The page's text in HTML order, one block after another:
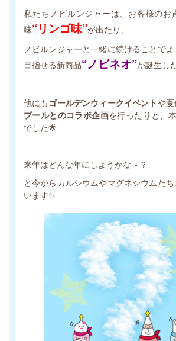
私たちノビルンジャーは、お客様のお
味“リンゴ味”が出たり、
ノビルンジャーと一緒に続けることで
目指せる新商品“ノビネオ”が誕生し
他にも ゴールデンウィークイベントや夏
プールとのコラボ企画を行ったりと、
でした🌟
来年はどんな年にしようかな～？
と今からカルシウムやマグネシウムた
います✨